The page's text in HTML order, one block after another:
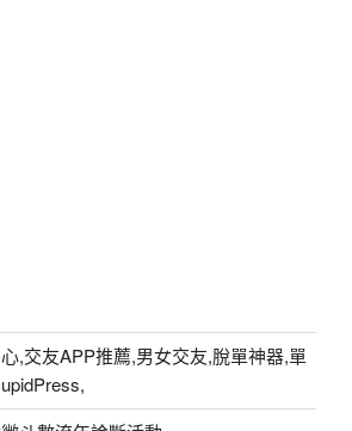
,交友APP推薦,男女交友,脫單神器,單